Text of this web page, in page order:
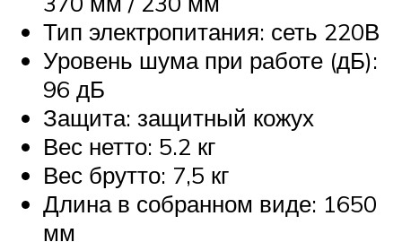
Тип электропитания: сеть 220В
Уровень шума при работе (дБ):
96 дБ
Защита: защитный кожух
Вес нетто: 5.2 кг
Вес брутто: 7,5 кг
Длина в собранном виде: 1650
мм